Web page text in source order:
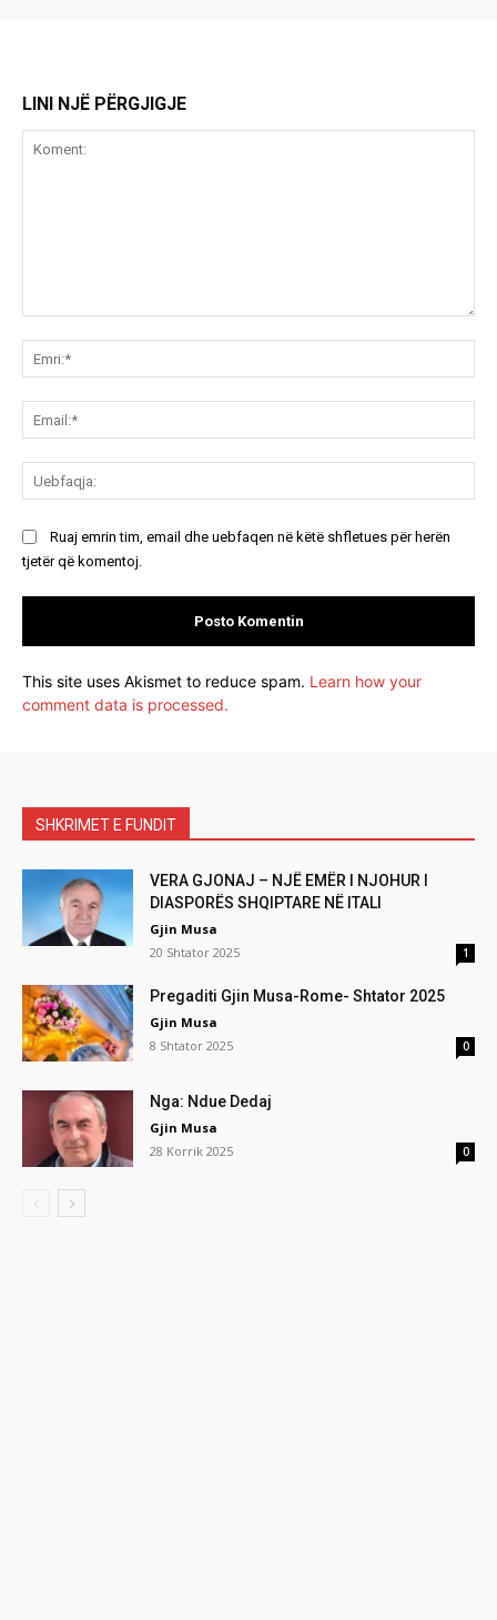
LINI NJË PËRGJIGJE
Ruaj emrin tim, email dhe uebfaqen në këtë shfletues për herën
tjetër që komentoj.
This site uses Akismet to reduce spam. Learn how your
comment data is processed.
SHKRIMET E FUNDIT
VERA GJONAJ – NJË EMËR I NJOHUR I
DIASPORËS SHQIPTARE NË ITALI
Gjin Musa
20 Shtator 2025
1
Pregaditi Gjin Musa-Rome- Shtator 2025
Gjin Musa
8 Shtator 2025
0
Nga: Ndue Dedaj
Gjin Musa
28 Korrik 2025
0